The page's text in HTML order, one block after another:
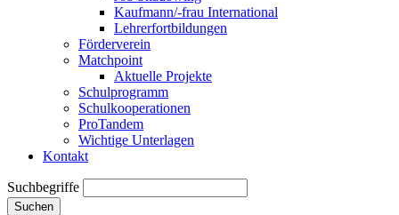
Kaufmann/-frau International
Lehrerfortbildungen
Förderverein
Matchpoint
Aktuelle Projekte
Schulprogramm
Schulkooperationen
ProTandem
Wichtige Unterlagen
Kontakt
Suchbegriffe
Suchen